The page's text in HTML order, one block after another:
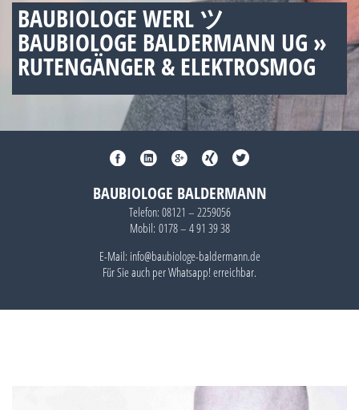
BAUBIOLOGE WERL ツ
BAUBIOLOGE BALDERMANN UG »
RUTENGÄNGER & ELEKTROSMOG
BAUBIOLOGE BALDERMANN
Telefon: 08121 – 2259056
Mobil: 0178 – 4 91 39 38
E-Mail: info@baubiologe-baldermann.de
Für Sie auch perWhatsapp!erreichbar.